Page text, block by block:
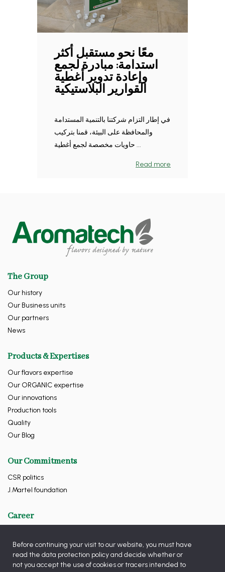
معًا نحو مستقبل أكثر
استدامة: مبادرة لجمع
وإعادة تدوير أغطية
القوارير البلاستيكية
في إطار التزام شركتنا بالتنمية المستدامة
والمحافظة على البيئة، قمنا بتركيب
حاويات مخصصة لجمع أغطية ...
Read more
The Group
Our history
Our Business units
Our partners
News
Products & Expertises
Our flavors expertise
Our ORGANIC expertise
Our innovations
Production tools
Quality
Our Blog
Our Commitments
CSR politics
J.Martel foundation
Career
Contact Us
Follow Us
Before continuing your visit to our website, you must have
read the data protection policy and decide whether or
not you accept the use of cookies or tracers intended to